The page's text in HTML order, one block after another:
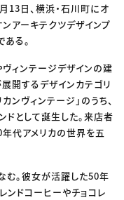
13日、横浜・石川町にオ
アーキテクツデザインプ
る。
ィンテージデザインの建
開するデザインカテゴリ
ンヴィンテージ」のうち、
ドとして誕生した。来店者
代アメリカの世界を五
む。彼女が活躍した50年
ンドコーヒーやチョコレ